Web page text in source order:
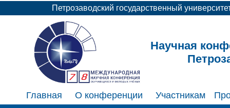
Петрозаводский государственный
Научная
Главная О конференции Участникам